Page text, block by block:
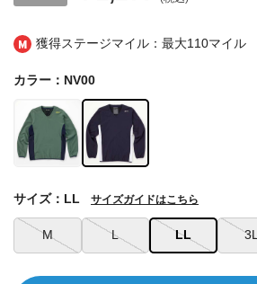
獲得ステージマイル：最大110マイル
カラー：NV00
M L LL 3L
サイズ：LL サイズガイドはこちら